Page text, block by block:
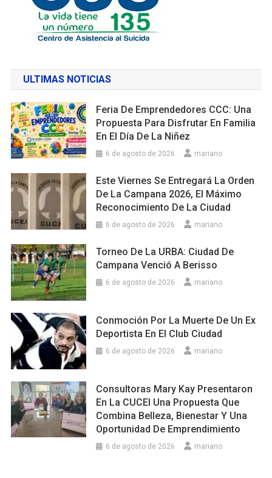
ULTIMAS NOTICIAS
Feria De Emprendedores CCC: Una
Propuesta Para Disfrutar En Familia
En El Día De La Niñez
6 de agosto de 2026 mariano
Este Viernes Se Entregará La Orden
De La Campana 2026, El Máximo
Reconocimiento De La Ciudad
6 de agosto de 2026 mariano
Torneo De La URBA: Ciudad De
Campana Venció A Berisso
6 de agosto de 2026 mariano
Conmoción Por La Muerte De Un Ex
Deportista En El Club Ciudad
6 de agosto de 2026 mariano
Consultoras Mary Kay Presentaron
En La CUCEI Una Propuesta Que
Combina Belleza, Bienestar Y Una
Oportunidad De Emprendimiento
6 de agosto de 2026 mariano